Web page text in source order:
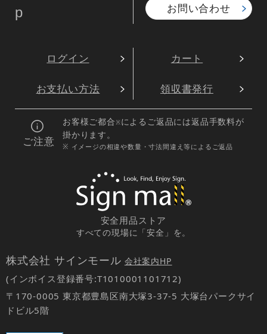
p
お問い合わせ
ログイン カート
お支払い方法 領収書発行
ご注意
お客様ご都合※によるご返品には返品手数料が
掛かります。
※ イメージの相違や数量・寸法間違え等によるご返品
安全用品ストア
すべての現場に「安全」を。
株式会社 サインモール 会社案内HP
(インボイス登録番号:T1010001101712)
〒170-0005 東京都豊島区南大塚3-37-5 大塚台パークサイ
ドビル5階